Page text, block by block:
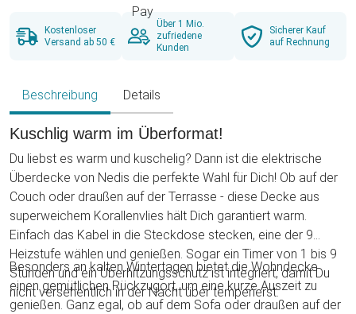
Kostenloser
Versand ab 50 €
Über 1 Mio.
zufriedene
Kunden
Sicherer Kauf
auf Rechnung
Beschreibung Details
Kuschlig warm im Überformat!
Du liebst es warm und kuschelig? Dann ist die elektrische
Überdecke von Nedis die perfekte Wahl für Dich! Ob auf der
Couch oder draußen auf der Terrasse - diese Decke aus
superweichem Korallenvlies hält Dich garantiert warm.
Einfach das Kabel in die Steckdose stecken, eine der 9
Heizstufe wählen und genießen. Sogar ein Timer von 1 bis 9
Stunden und ein Überhitzungsschutz ist integriert, damit Du
nicht versehentlich in der Nacht über temperierst.
Besonders an kalten Wintertagen bietet die Wohndecke
einen gemütlichen Rückzugort, um eine kurze Auszeit zu
genießen. Ganz egal, ob auf dem Sofa oder draußen auf der